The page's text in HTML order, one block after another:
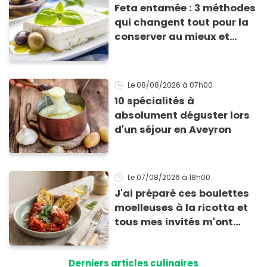
Feta entamée : 3 méthodes
qui changent tout pour la
conserver au mieux et
Le 08/08/2026 à 07h00
10 spécialités à
absolument déguster lors
d'un séjour en Aveyron
Le 07/08/2026 à 18h00
J'ai préparé ces boulettes
moelleuses à la ricotta et
tous mes invités m'ont
Derniers articles culinaires